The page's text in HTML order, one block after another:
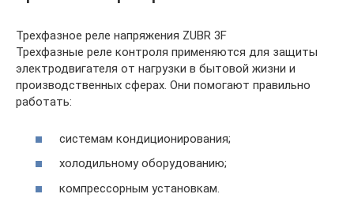
Трехфазное реле напряжения ZUBR 3F
Трехфазные реле контроля применяются для защиты
электродвигателя от нагрузки в бытовой жизни и
производственных сферах. Они помогают правильно
работать:
системам кондиционирования;
холодильному оборудованию;
компрессорным установкам.